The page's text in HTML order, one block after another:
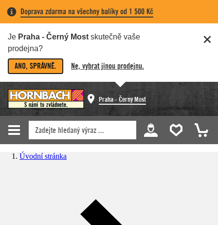
Doprava zdarma na všechny balíky od 1 500 Kč
Je Praha - Černý Most skutečně vaše
prodejna?
ANO, SPRÁVNĚ. Ne, vybrat jinou prodejnu.
Praha - Černý Most
Úvodní stránka